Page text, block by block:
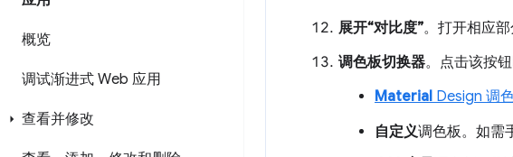
概览
调试渐进式 Web 应用
查看并修改
展开“对比度”。打开相应
调色板切换器。点击该按
Material Design 调
自定义调色板。如需